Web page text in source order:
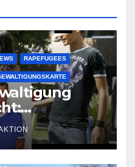
RAPEFUGEES
ist ein